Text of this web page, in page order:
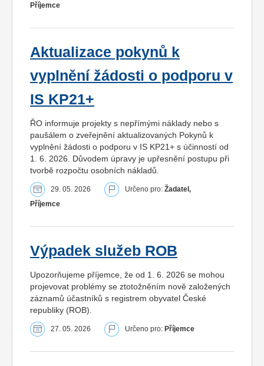
Příjemce
Aktualizace pokynů k
vyplnění žádosti o podporu v
IS KP21+
ŘO informuje projekty s nepřímými náklady nebo s
paušálem o zveřejnění aktualizovaných Pokynů k
vyplnění žádosti o podporu v IS KP21+ s účinností od
1. 6. 2026. Důvodem úpravy je upřesnění postupu při
tvorbě rozpočtu osobních nákladů.
29. 05. 2026 Určeno pro: Žadatel,
Příjemce
Výpadek služeb ROB
Upozorňujeme příjemce, že od 1. 6. 2026 se mohou
projevovat problémy se ztotožněním nově založených
záznamů účastníků s registrem obyvatel České
republiky (ROB).
27. 05. 2026 Určeno pro: Příjemce